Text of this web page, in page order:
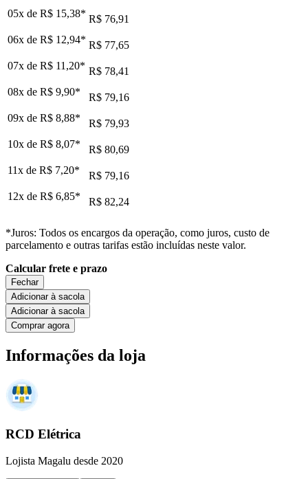
05x de R$ 15,38* R$ 76,91
06x de R$ 12,94* R$ 77,65
07x de R$ 11,20* R$ 78,41
08x de R$ 9,90*
R$ 79,16
09x de R$ 8,88*
R$ 79,93
10x de R$ 8,07*
R$ 80,69
11x de R$ 7,20*
R$ 79,16
12x de R$ 6,85* R$ 82,24
*Juros: Todos os encargos da operação, como juros, custo de
parcelamento e outras tarifas estão incluídas neste valor.
Calcular frete e prazo
Fechar
Adicionar à sacola
Adicionar à sacola
Comprar agora
Informações da loja
RCD Elétrica
Lojista Magalu desde 2020